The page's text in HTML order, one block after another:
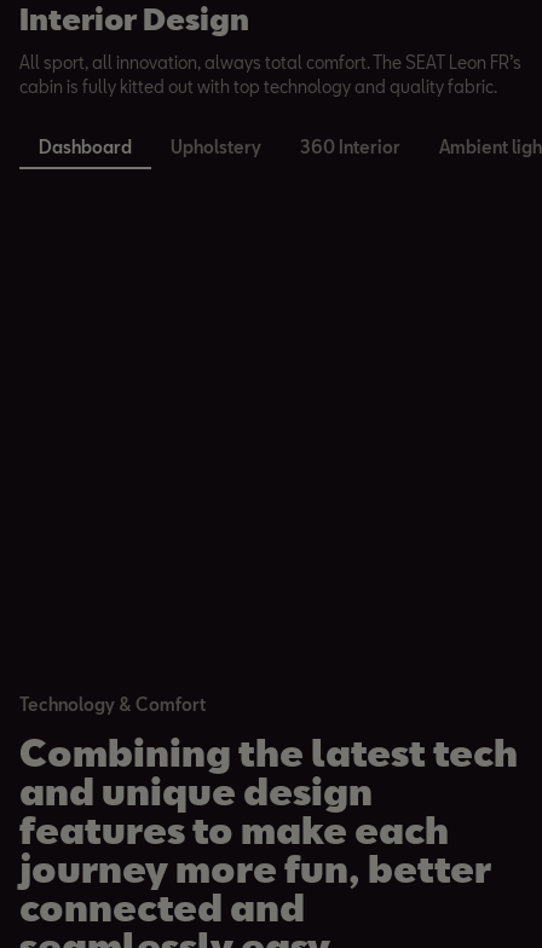
Interior Design
All sport, all innovation, always total comfort. The SEAT Leon FR’s
cabin is fully kitted out with top technology and quality fabric.
Dashboard Upholstery 360 Interior Ambient
Technology & Comfort
Combining the latest tech
and unique design
features to make each
journey more fun, better
connected and